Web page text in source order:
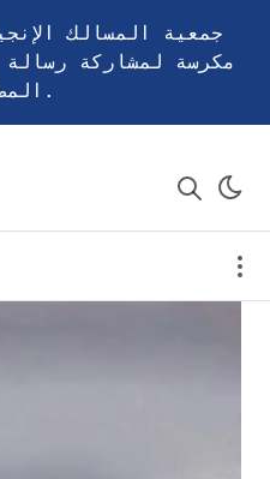
جمعية المسالك
مكرسة لمشاركة رسالة
المطبوعة.